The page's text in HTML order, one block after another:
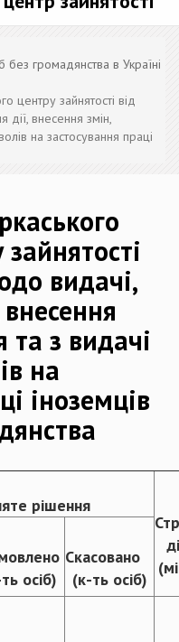
без громадянства в Україні
центру зайнятості від
внесення змін,
на застосування праці
видачі,
та з видачі
на
іноземців
рішення
осіб)
Скасовано
(к-ть осіб)